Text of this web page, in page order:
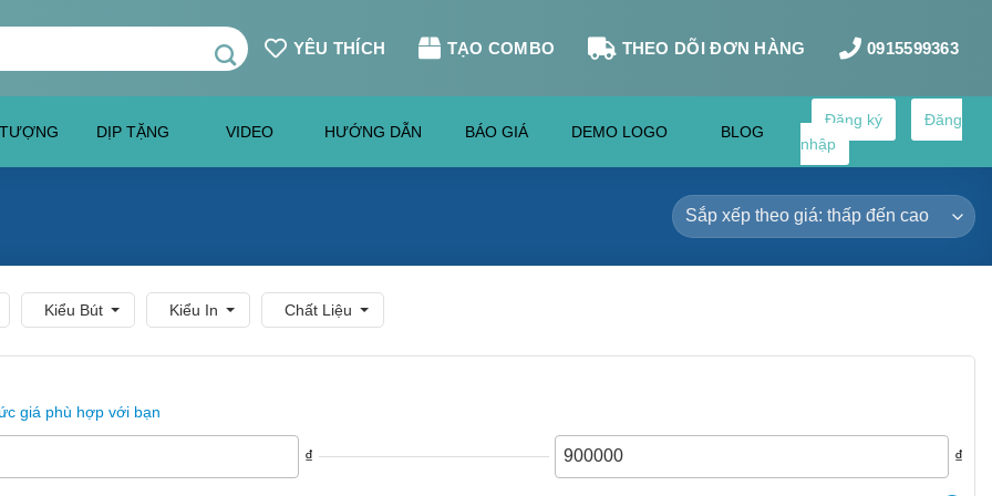
YÊU THÍCH TẠO COMBO THEO DÕI ĐƠN HÀNG 0915599363
DỊP TẶNG VIDEO HƯỚNG DẪN BÁO GIÁ DEMO LOGO BLOG
Đăng ký
Đăng
nhập
Kiểu Bút Kiểu In Chất Liệu
giá phù hợp với bạn
₫ ₫